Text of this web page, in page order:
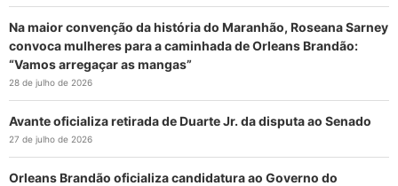
Na maior convenção da história do Maranhão, Roseana Sarney
convoca mulheres para a caminhada de Orleans Brandão:
“Vamos arregaçar as mangas”
28 de julho de 2026
Avante oficializa retirada de Duarte Jr. da disputa ao Senado
27 de julho de 2026
Orleans Brandão oficializa candidatura ao Governo do